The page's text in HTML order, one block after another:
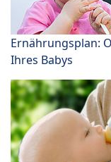
Ernährungsplan:
Ihres Babys